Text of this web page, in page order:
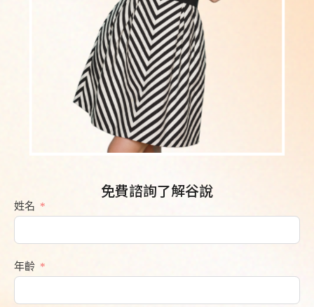
免費諮詢了解谷說
姓名
年齡